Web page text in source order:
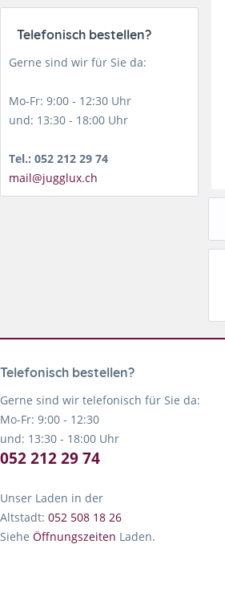
Telefonisch bestellen?
Gerne sind wir für Sie da:
Mo-Fr: 9:00 - 12:30 Uhr
und: 13:30 - 18:00 Uhr
Tel.: 052 212 29 74
mail@jugglux.ch
Telefonisch bestellen?
Gerne sind wir telefonisch für Sie da:
Mo-Fr: 9:00 - 12:30
und: 13:30 - 18:00 Uhr
052 212 29 74
Unser Laden in der
Altstadt: 052 508 18 26
Siehe Öffnungszeiten Laden.